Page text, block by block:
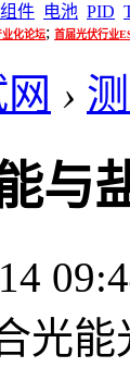
组件 电池 PID
化论坛; 首届光伏行业
›
与
光能